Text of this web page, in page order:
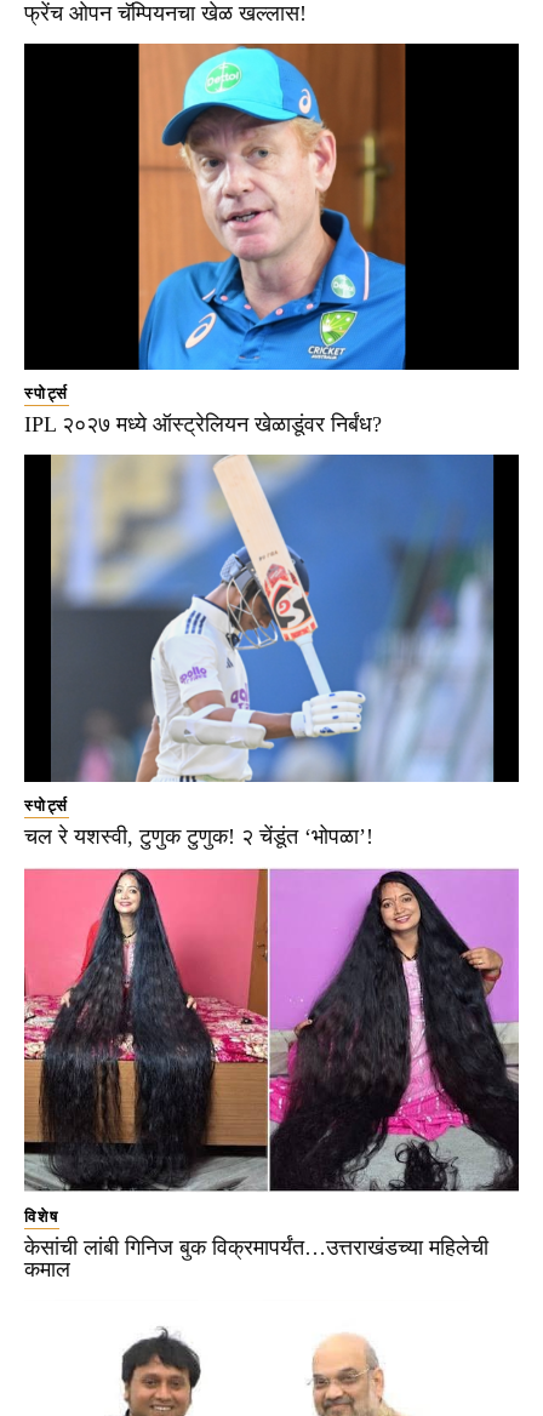
फ्रेंच ओपन चॅम्पियनचा खेळ खल्लास!
स्पोर्ट्स
IPL २०२७ मध्ये ऑस्ट्रेलियन खेळाडूंवर निर्बंध?
स्पोर्ट्स
चल रे यशस्वी, टुणुक टुणुक! २ चेंडूंत ‘भोपळा’!
विशेष
केसांची लांबी गिनिज बुक विक्रमापर्यंत…उत्तराखंडच्या महिलेची
कमाल